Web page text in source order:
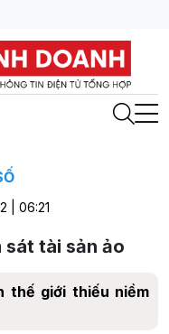
| 06:21
sát tài sản ảo
thế giới thiếu niềm